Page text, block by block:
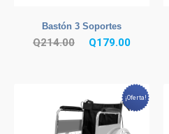
Bastón 3 Soportes
Q214.00
Q214.00.
Q179.00El
es:
Q179.00.
¡Oferta!